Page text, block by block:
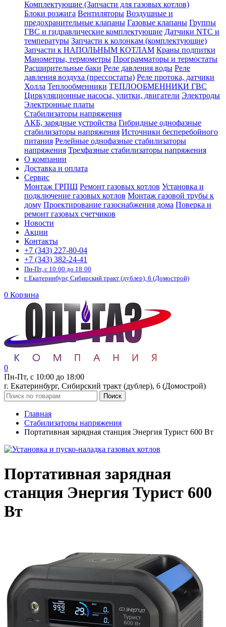
Комплектующие (Запчасти для газовых котлов)
Блоки розжига Вентиляторы Воздушные и
предохранительные клапаны Газовые клапаны Группы
ГВС и гидравлические комплектующие Датчики NTC и
температуры Запчасти к колонкам (комплектующие)
Запчасти к НАПОЛЬНЫМ КОТЛАМ Краны подпитки
Манометры, термометры Программаторы и термостаты
Расширительные баки Реле давления воды Реле
давления воздуха (прессостаты) Реле протока, датчики
Холла Теплообменники ТЕПЛООБМЕННИКИ ГВС
Циркуляционные насосы, улитки, двигатели Электроды
Электронные платы
Стабилизаторы напряжения
АКБ, зарядные устройства Гибридные однофазные
стабилизаторы напряжения Источники бесперебойного
питания Релейные однофазные стабилизаторы
напряжения Трехфазные стабилизаторы напряжения
О компании
Доставка и оплата
Сервис
Монтаж ГРПШ Ремонт газовых котлов Установка и
подключение газовых котлов Монтаж газовой трубы к
дому Проектирование газоснабжения дома Поверка и
ремонт газовых счетчиков
Новости
Акции
Контакты
+7 (343) 227-80-04
+7 (343) 382-24-41
Пн-Пт, с 10:00 до 18:00
г. Екатеринбург, Сибирский тракт (дублер), 6 (Домострой)
0 Корзина
0
Пн-Пт, с 10:00 до 18:00
г. Екатеринбург, Сибирский тракт (дублер), 6 (Домострой)
Поиск
Главная
Стабилизаторы напряжения
Портативная зарядная станция Энергия Турист 600 Вт
Портативная зарядная
станция Энергия Турист 600
Вт